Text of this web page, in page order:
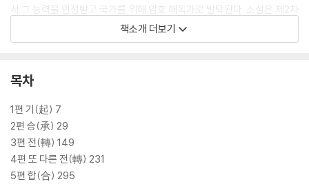
서 그 능력을 인정받고 국가를 위해 암호 해독가로 발탁된다. 소설은 제2차
세계 대전과 전쟁 후 혼란스러운 중국 사회를 배경으로 하고 있다. 마이자
의 첫 장편 소설이자, 가장 널리 알려진 작품이다. 또한 그의 작품들 중 처
어판이 출간된 적이 있다. 이번 민음사 세계문학전집 499 『암호 해독자』
장을 전면적으로 다듬어 새롭게 선보인다.
책소개 더보기
목차
1편 기(起) 7
2편 승(承) 29
3편 전(轉) 149
4편 또 다른 전(轉) 231
5편 합(合) 295